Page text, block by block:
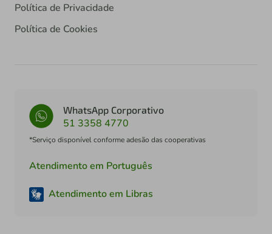
Política de Privacidade
Política de Cookies
WhatsApp Corporativo
51 3358 4770
*Serviço disponível conforme adesão das cooperativas
Atendimento em Português
Atendimento em Libras